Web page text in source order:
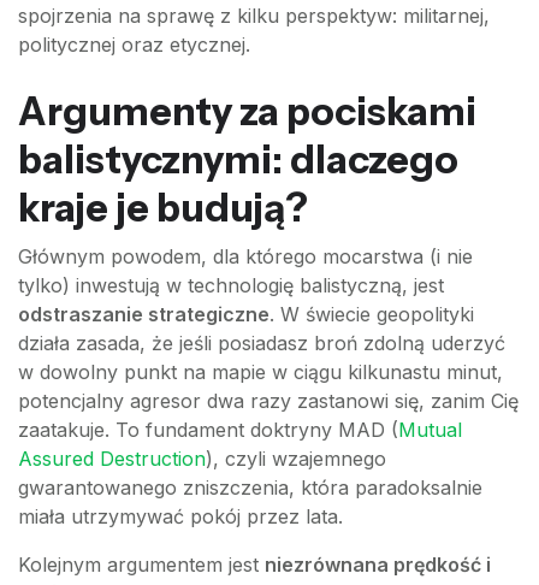
spojrzenia na sprawę z kilku perspektyw: militarnej,
politycznej oraz etycznej.
Argumenty za pociskami
balistycznymi: dlaczego
kraje je budują?
Głównym powodem, dla którego mocarstwa (i nie
tylko) inwestują w technologię balistyczną, jest
odstraszanie strategiczne. W świecie geopolityki
działa zasada, że jeśli posiadasz broń zdolną uderzyć
w dowolny punkt na mapie w ciągu kilkunastu minut,
potencjalny agresor dwa razy zastanowi się, zanim Cię
zaatakuje. To fundament doktryny MAD (Mutual
Assured Destruction), czyli wzajemnego
gwarantowanego zniszczenia, która paradoksalnie
miała utrzymywać pokój przez lata.
Kolejnym argumentem jest niezrównana prędkość i